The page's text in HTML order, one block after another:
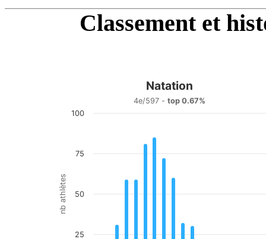
Classement et
Bar chart with 20 bars.
The chart has 1 X axis displaying categories.
The chart has 1 Y axis displaying nb athlètes. Data
nb athlètes
Natation
4e/597 - top 0.67%
100
25
50
75